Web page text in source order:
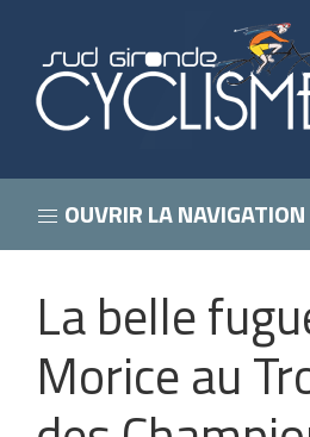
OUVRIR LA NAVIGATION
La belle
Morice au